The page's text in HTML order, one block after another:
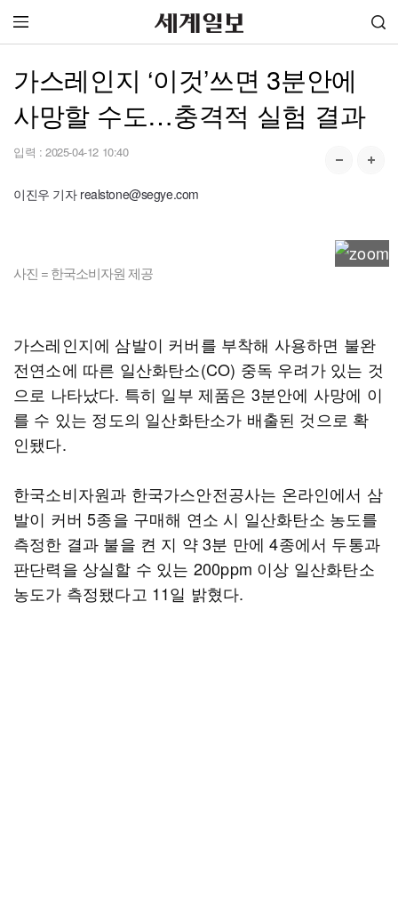
가스레인지 ‘이것’쓰면 3분안에
사망할 수도…충격적 실험 결과
입력 : 2025-04-12 10:40
이진우 기자 realstone@segye.com
사진 = 한국소비자원 제공
가스레인지에 삼발이 커버를 부착해 사용하면 불완
전연소에 따른 일산화탄소(CO) 중독 우려가 있는 것
으로 나타났다. 특히 일부 제품은 3분안에 사망에 이
를 수 있는 정도의 일산화탄소가 배출된 것으로 확
인됐다.
한국소비자원과 한국가스안전공사는 온라인에서 삼
발이 커버 5종을 구매해 연소 시 일산화탄소 농도를
측정한 결과 불을 켠 지 약 3분 만에 4종에서 두통과
판단력을 상실할 수 있는 200ppm 이상 일산화탄소
농도가 측정됐다고 11일 밝혔다.